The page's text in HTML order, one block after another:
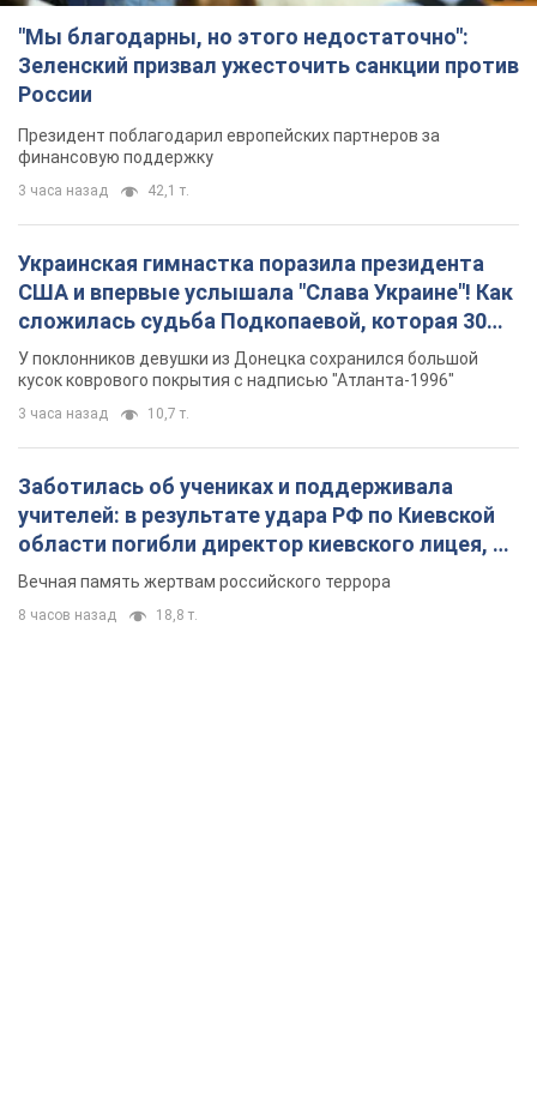
"Мы благодарны, но этого недостаточно":
Зеленский призвал ужесточить санкции против
России
Президент поблагодарил европейских партнеров за
финансовую поддержку
3 часа назад 42,1 т.
Украинская гимнастка поразила президента
США и впервые услышала "Слава Украине"! Как
сложилась судьба Подкопаевой, которая 30
лет назад завоевала "золото" Олимпиады
У поклонников девушки из Донецка сохранился большой
кусок коврового покрытия с надписью "Атланта-1996"
3 часа назад 10,7 т.
Заботилась об учениках и поддерживала
учителей: в результате удара РФ по Киевской
области погибли директор киевского лицея, её
муж и внук
Вечная память жертвам российского террора
8 часов назад 18,8 т.